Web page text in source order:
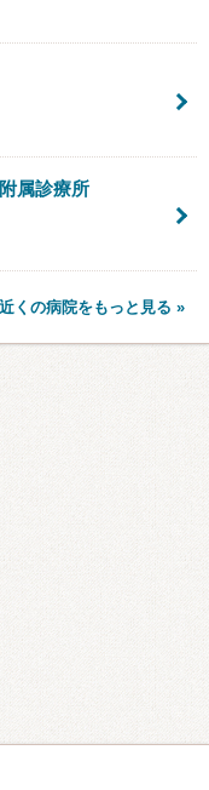
属診療所
くの病院をもっと見る »